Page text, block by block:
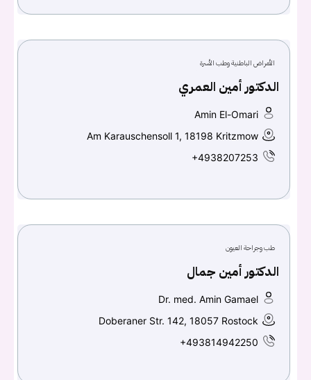
الأمراض الباطنية وطب الأسرة
الدكتور أمين العمري
Amin El-Omari
Am Karauschensoll 1, 18198 Kritzmow
+4938207253
طب وجراحة العيون
الدكتور أمين جمال
Dr. med. Amin Gamael
Doberaner Str. 142, 18057 Rostock
+493814942250